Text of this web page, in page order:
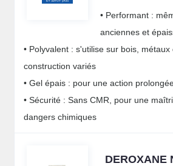
• Performant :
anciennes et
• Polyvalent : s'utilise sur bois,
construction variés
• Gel épais : pour une action
• Sécurité : Sans CMR, pour une
dangers chimiques
DEROXANE